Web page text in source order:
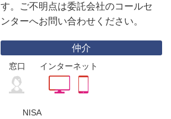
す。ご不明点は委託会社のコールセ
ンターへお問い合わせください。
仲介
窓口 インターネット
NISA